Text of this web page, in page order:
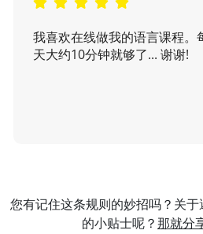
我喜欢在线做我的语言课程。
天大约10分钟就够了... 谢谢!
您有记住这条规则的妙招吗？关
的小贴士呢？那就分